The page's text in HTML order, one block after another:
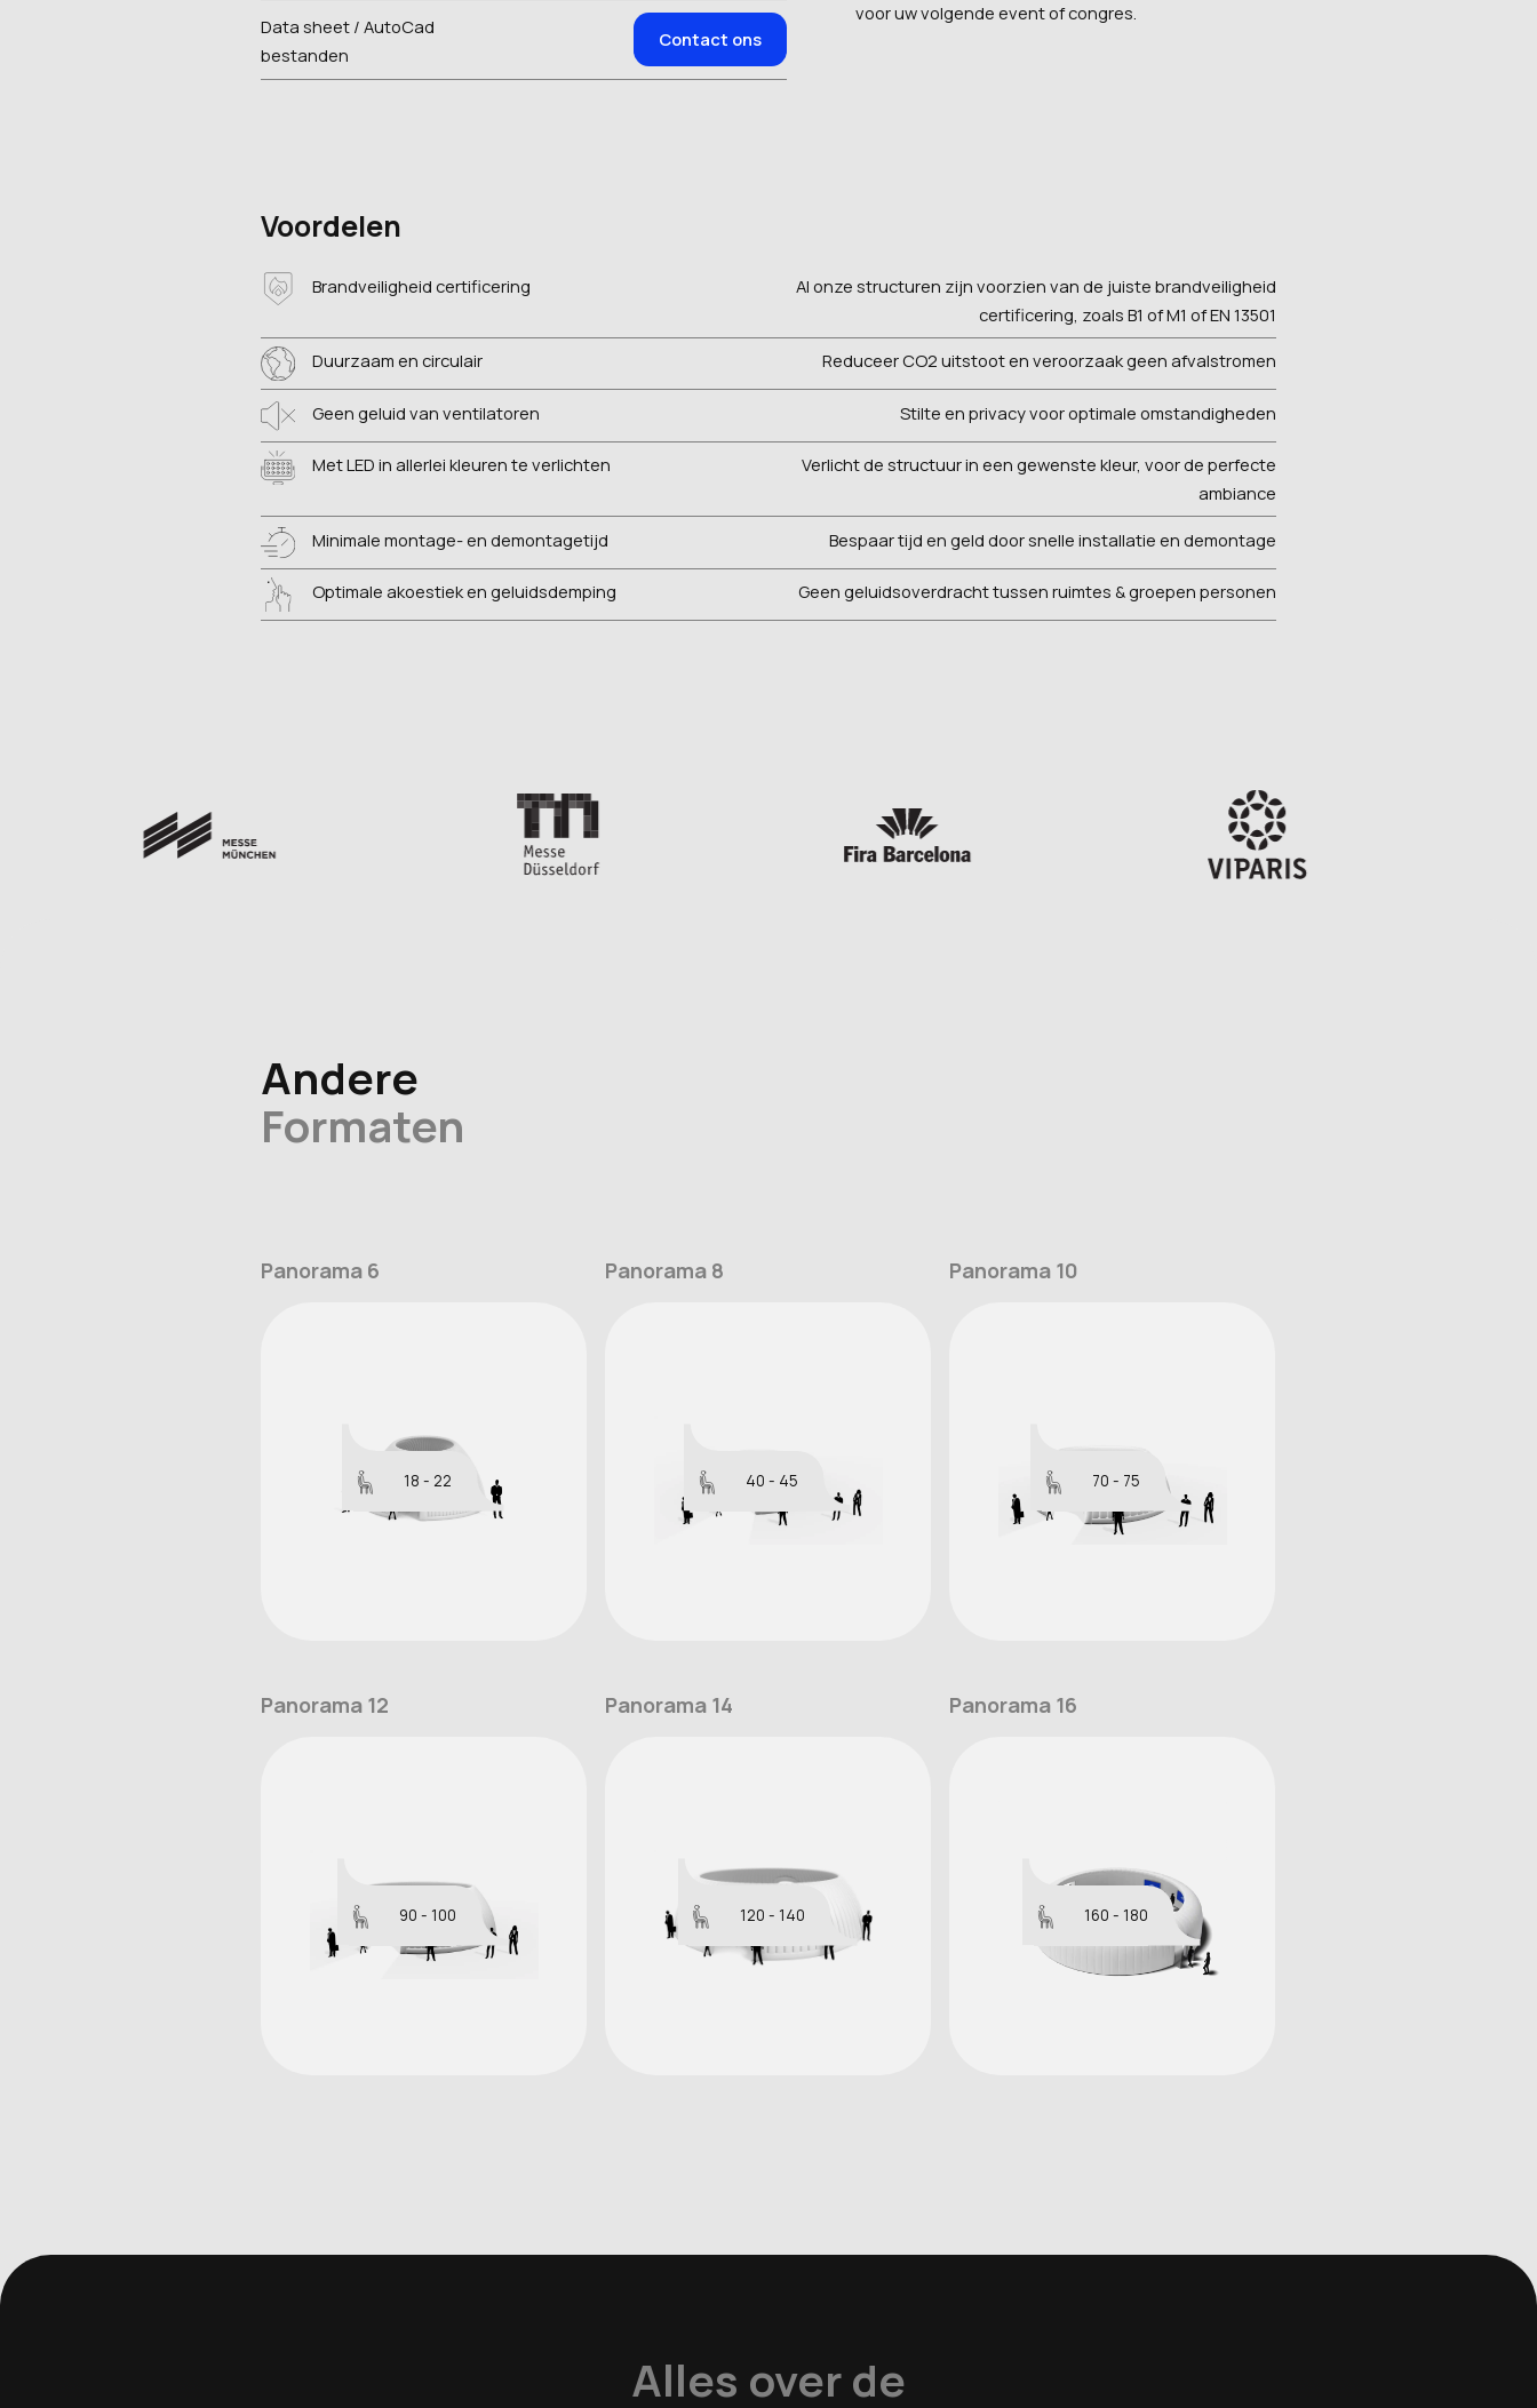
Data sheet / AutoCad
bestanden
Contact ons
voor uw volgende event of congres.
Voordelen
Brandveiligheid certificering
Al onze structuren zijn voorzien van de juiste brandveiligheid
certificering, zoals B1 of M1 of EN 13501
Duurzaam en circulair Reduceer CO2 uitstoot en veroorzaak geen afvalstromen
Geen geluid van ventilatoren Stilte en privacy voor optimale omstandigheden
Met LED in allerlei kleuren te verlichten
Verlicht de structuur in een gewenste kleur, voor de perfecte
ambiance
Minimale montage- en demontagetijd Bespaar tijd en geld door snelle installatie en demontage
Optimale akoestiek en geluidsdemping Geen geluidsoverdracht tussen ruimtes & groepen personen
Andere
Formaten
Panorama 6
18 - 22
Panorama 8
40 - 45
Panorama 10
70 - 75
Panorama 12
90 - 100
Panorama 14
120 - 140
Panorama 16
160 - 180
Alles over de